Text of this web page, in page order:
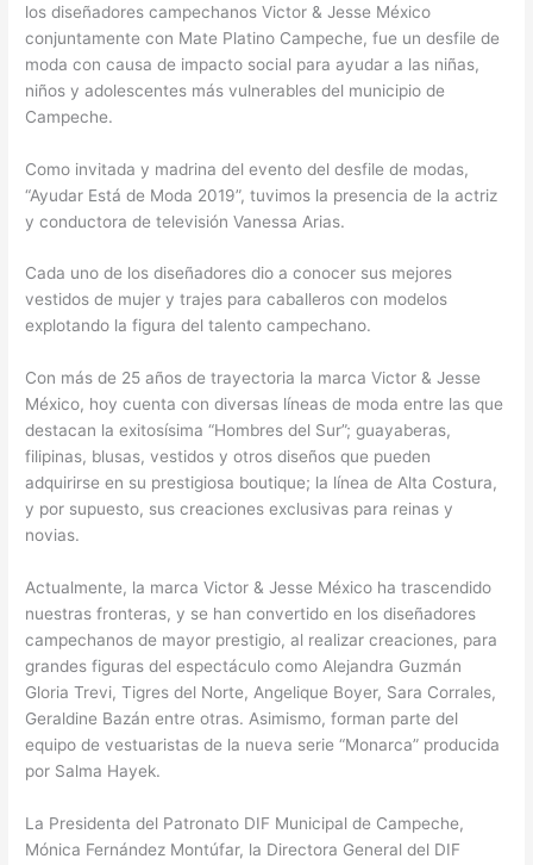
los diseñadores campechanos Victor & Jesse México
conjuntamente con Mate Platino Campeche, fue un desfile de
moda con causa de impacto social para ayudar a las niñas,
niños y adolescentes más vulnerables del municipio de
Campeche.
Como invitada y madrina del evento del desfile de modas,
“Ayudar Está de Moda 2019”, tuvimos la presencia de la actriz
y conductora de televisión Vanessa Arias.
Cada uno de los diseñadores dio a conocer sus mejores
vestidos de mujer y trajes para caballeros con modelos
explotando la figura del talento campechano.
Con más de 25 años de trayectoria la marca Victor & Jesse
México, hoy cuenta con diversas líneas de moda entre las que
destacan la exitosísima “Hombres del Sur”; guayaberas,
filipinas, blusas, vestidos y otros diseños que pueden
adquirirse en su prestigiosa boutique; la línea de Alta Costura,
y por supuesto, sus creaciones exclusivas para reinas y
novias.
Actualmente, la marca Victor & Jesse México ha trascendido
nuestras fronteras, y se han convertido en los diseñadores
campechanos de mayor prestigio, al realizar creaciones, para
grandes figuras del espectáculo como Alejandra Guzmán
Gloria Trevi, Tigres del Norte, Angelique Boyer, Sara Corrales,
Geraldine Bazán entre otras. Asimismo, forman parte del
equipo de vestuaristas de la nueva serie “Monarca” producida
por Salma Hayek.
La Presidenta del Patronato DIF Municipal de Campeche,
Mónica Fernández Montúfar, la Directora General del DIF